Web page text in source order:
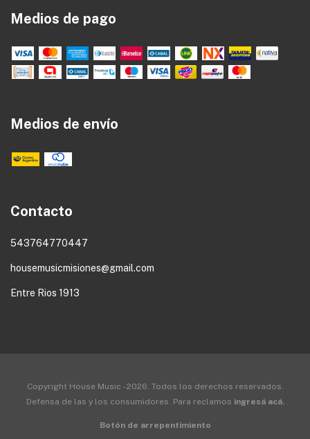
Medios de pago
Medios de envío
Contacto
543764770447
housemusicmisiones@gmail.com
Entre Rios 1913
Copyright House Music - 2026. Todos los derechos reservados.
Defensa de las y los consumidores. Para reclamos ingresá acá.
Botón de arrepentimiento